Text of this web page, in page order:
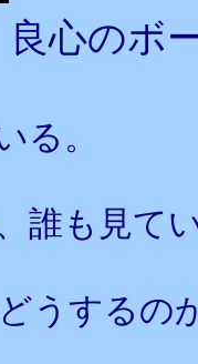
良心のボ
る。
誰も見て
うするの